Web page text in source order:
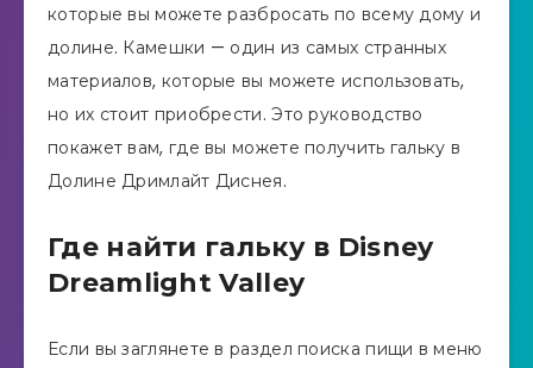
которые вы можете разбросать по всему дому и
долине. Камешки — один из самых странных
материалов, которые вы можете использовать,
но их стоит приобрести. Это руководство
покажет вам, где вы можете получить гальку в
Долине Дримлайт Диснея.
Где найти гальку в Disney
Dreamlight Valley
Если вы заглянете в раздел поиска пищи в меню